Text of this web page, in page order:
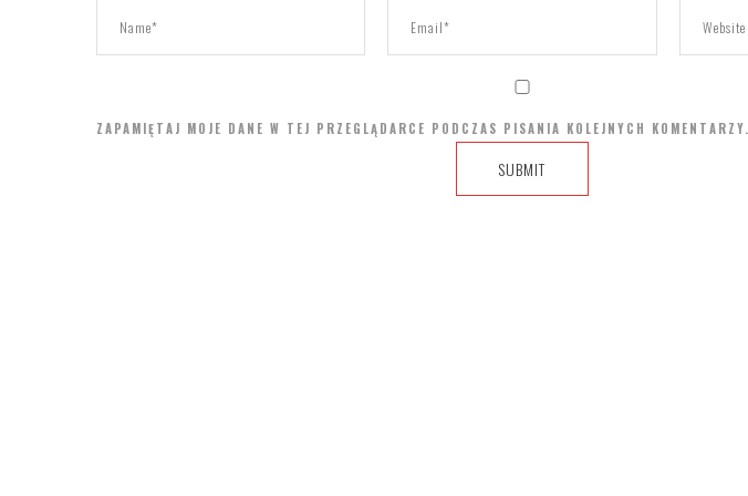
ZAPAMIĘTAJ MOJE DANE W TEJ PRZEGLĄDARCE PODCZAS PISANIA KOLEJNYCH KOMENTARZY.